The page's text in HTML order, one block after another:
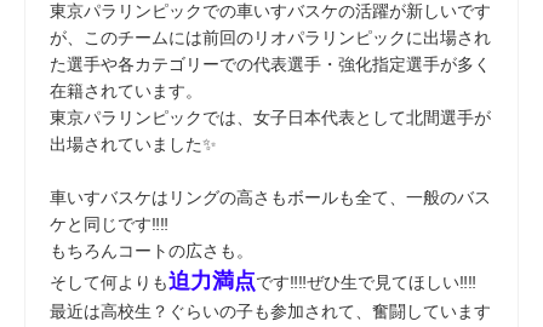
東京パラリンピックでの車いすバスケの活躍が新しいです
が、このチームには前回のリオパラリンピックに出場され
た選手や各カテゴリーでの代表選手・強化指定選手が多く
在籍されています。
東京パラリンピックでは、女子日本代表として北間選手が
出場されていました✨
車いすバスケはリングの高さもボールも全て、一般のバス
ケと同じです‼‼
もちろんコートの広さも。
そして何よりも迫力満点です‼‼ぜひ生で見てほしい‼‼
最近は高校生？ぐらいの子も参加されて、奮闘しています